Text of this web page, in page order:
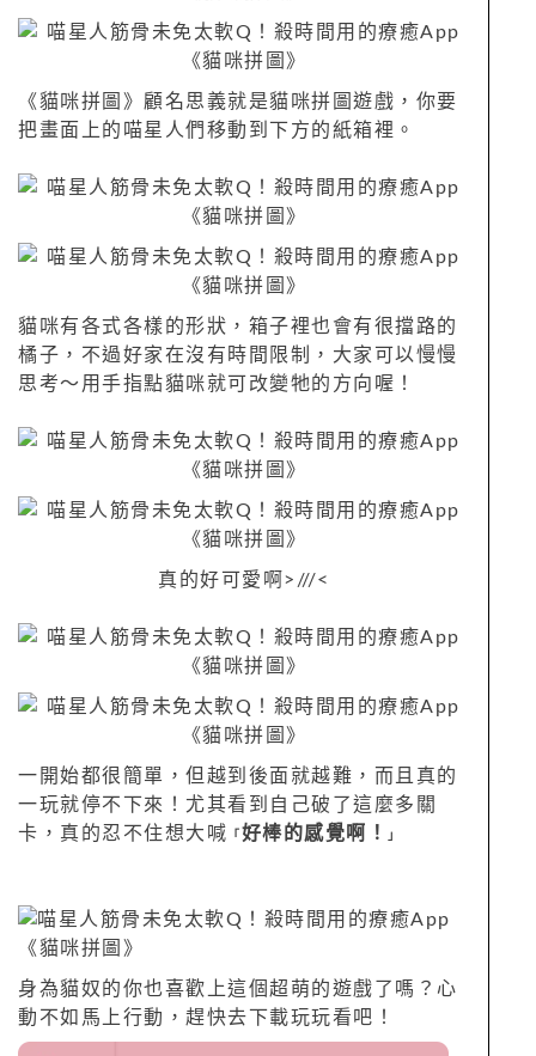
《貓咪拼圖》顧名思義就是貓咪拼圖遊戲，你要
把畫面上的喵星人們移動到下方的紙箱裡。
貓咪有各式各樣的形狀，箱子裡也會有很擋路的
橘子，不過好家在沒有時間限制，大家可以慢慢
思考〜用手指點貓咪就可改變牠的方向喔！
真的好可愛啊>///<
一開始都很簡單，但越到後面就越難，而且真的
一玩就停不下來！尤其看到自己破了這麼多關
卡，真的忍不住想大喊 「 好棒的感覺啊！ 」
身為貓奴的你也喜歡上這個超萌的遊戲了嗎？心
動不如馬上行動，趕快去下載玩玩看吧！